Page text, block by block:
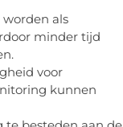
als
minder tijd
voor
kunnen